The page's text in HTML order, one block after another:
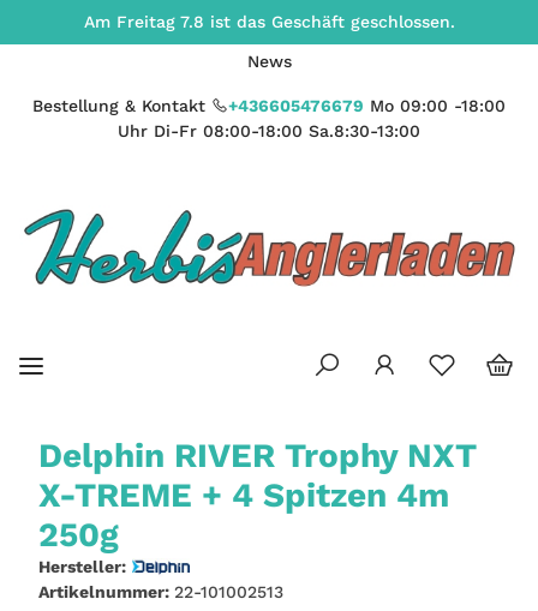
Am Freitag 7.8 ist das Geschäft geschlossen.
News
Bestellung & Kontakt +436605476679 Mo 09:00 -18:00
Uhr Di-Fr 08:00-18:00 Sa.8:30-13:00
Delphin RIVER Trophy NXT
X-TREME + 4 Spitzen 4m
250g
Hersteller:
Artikelnummer: 22-101002513